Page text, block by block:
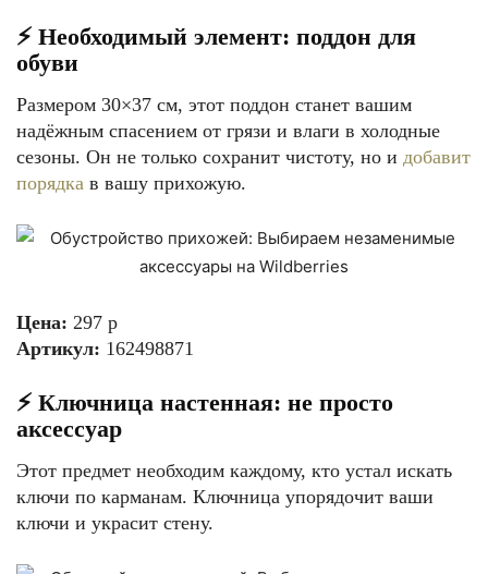
⚡️ Необходимый элемент: поддон для
обуви
Размером 30×37 см, этот поддон станет вашим
надёжным спасением от грязи и влаги в холодные
сезоны. Он не только сохранит чистоту, но и добавит
порядка в вашу прихожую.
Цена: 297 р
Артикул: 162498871
⚡️ Ключница настенная: не просто
аксессуар
Этот предмет необходим каждому, кто устал искать
ключи по карманам. Ключница упорядочит ваши
ключи и украсит стену.